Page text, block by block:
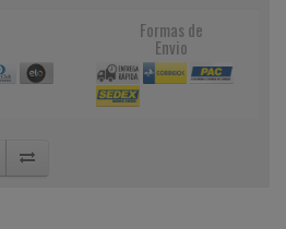
Formas de
Envio